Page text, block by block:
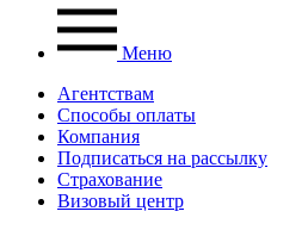
Меню
Агентствам
Способы оплаты
Компания
Подписаться на рассылку
Страхование
Визовый центр